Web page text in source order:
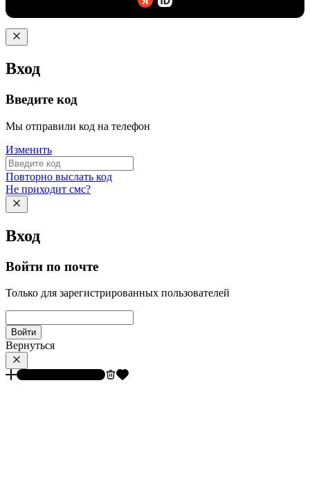
Вход
Введите код
Мы отправили код на телефон
Изменить
Повторно выслать код
Не приходит смс?
Вход
Войти по почте
Только для зарегистрированных пользователей
Войти
Вернуться